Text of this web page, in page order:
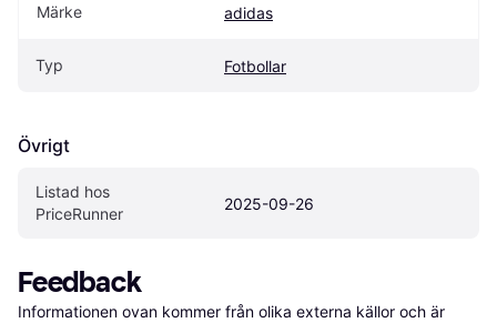
Märke adidas
Typ Fotbollar
Övrigt
Listad hos
PriceRunner
2025-09-26
Feedback
Informationen ovan kommer från olika externa källor och är